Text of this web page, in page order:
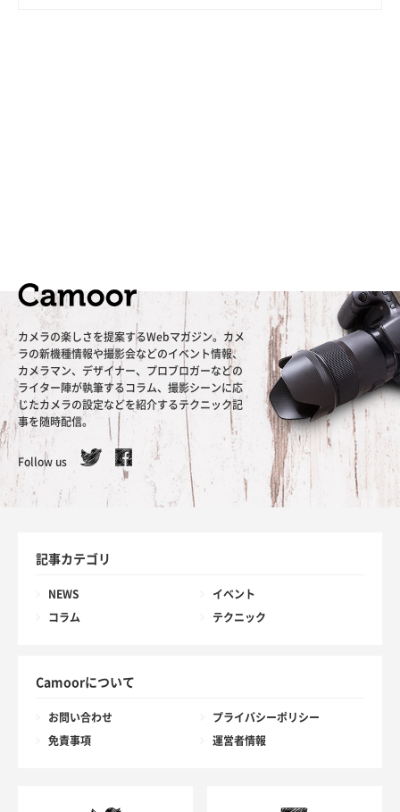
カメラの楽しさを提案するWebマガジン。カメ
ラの新機種情報や撮影会などのイベント情報、
カメラマン、デザイナー、プロブロガーなどの
ライター陣が執筆するコラム、撮影シーンに応
じたカメラの設定などを紹介するテクニック記
事を随時配信。
Follow us
記事カテゴリ
NEWS イベント
コラム テクニック
Camoorについて
お問い合わせ プライバシーポリシー
免責事項 運営者情報